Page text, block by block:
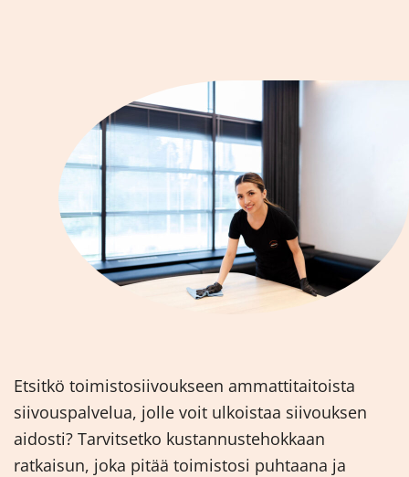
Etsitkö toimistosiivoukseen ammattitaitoista
siivouspalvelua, jolle voit ulkoistaa siivouksen
aidosti? Tarvitsetko kustannustehokkaan
ratkaisun, joka pitää toimistosi puhtaana ja